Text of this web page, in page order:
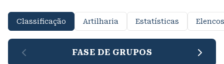
Classificação Artilharia Estatísticas Elencos
FASE DE GRUPOS